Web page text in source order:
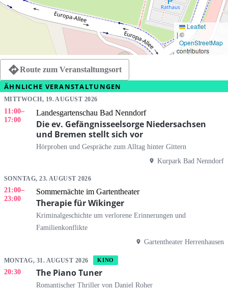
Leaflet
|©
OpenStreetMap
contributors
Route zum Veranstaltungsort
ÄHNLICHE VERANSTALTUNGEN
MITTWOCH, 19. AUGUST 2026
11:00–
17:00
Landesgartenschau Bad Nenndorf
Die ev. Gefängnisseelsorge Niedersachsen
und Bremen stellt sich vor
Hörproben und Gespräche zum Alltag hinter Gittern
Kurpark Bad Nenndorf
SONNTAG, 23. AUGUST 2026
21:00–
23:00
Sommernächte im Gartentheater
Therapie für Wikinger
Kriminalgeschichte um verlorene Erinnerungen und
Familienkonflikte
Gartentheater Herrenhausen
MONTAG, 31. AUGUST 2026 KINO
20:30 The Piano Tuner
Romantischer Thriller von Daniel Roher